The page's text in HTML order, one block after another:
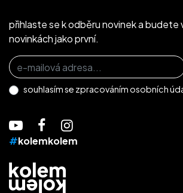
přihlaste se k odběru novinek a budete
novinkách jako první.
Přihlaste se k odběru novinek
souhlasím se zpracováním osobních
#kolemkolem